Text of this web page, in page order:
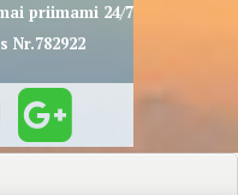
priimami 24/7